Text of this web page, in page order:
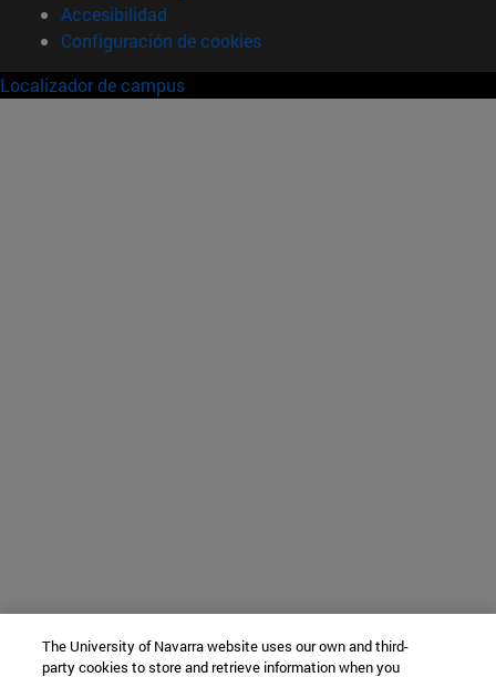
Accesibilidad
Configuración de cookies
Localizador de campus
The University of Navarra website uses our own and third-
party cookies to store and retrieve information when you